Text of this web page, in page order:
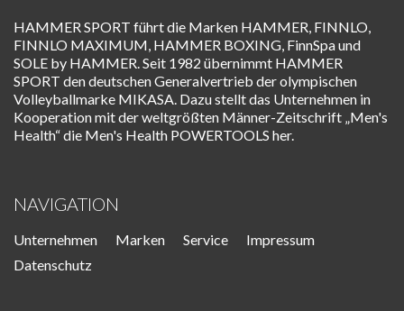
HAMMER SPORT führt die Marken HAMMER, FINNLO,
FINNLO MAXIMUM, HAMMER BOXING, FinnSpa und
SOLE by HAMMER. Seit 1982 übernimmt HAMMER
SPORT den deutschen Generalvertrieb der olympischen
Volleyballmarke MIKASA. Dazu stellt das Unternehmen in
Kooperation mit der weltgrößten Männer-Zeitschrift „Men's
Health“ die Men's Health POWERTOOLS her.
NAVIGATION
Unternehmen Marken Service
Impressum
Datenschutz